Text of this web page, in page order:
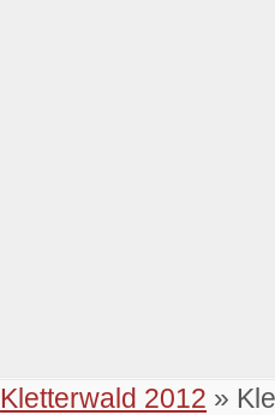
Kletterwald 2012 »